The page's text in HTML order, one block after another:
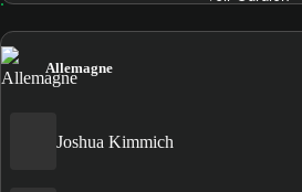
Allemagne
Joshua Kimmich